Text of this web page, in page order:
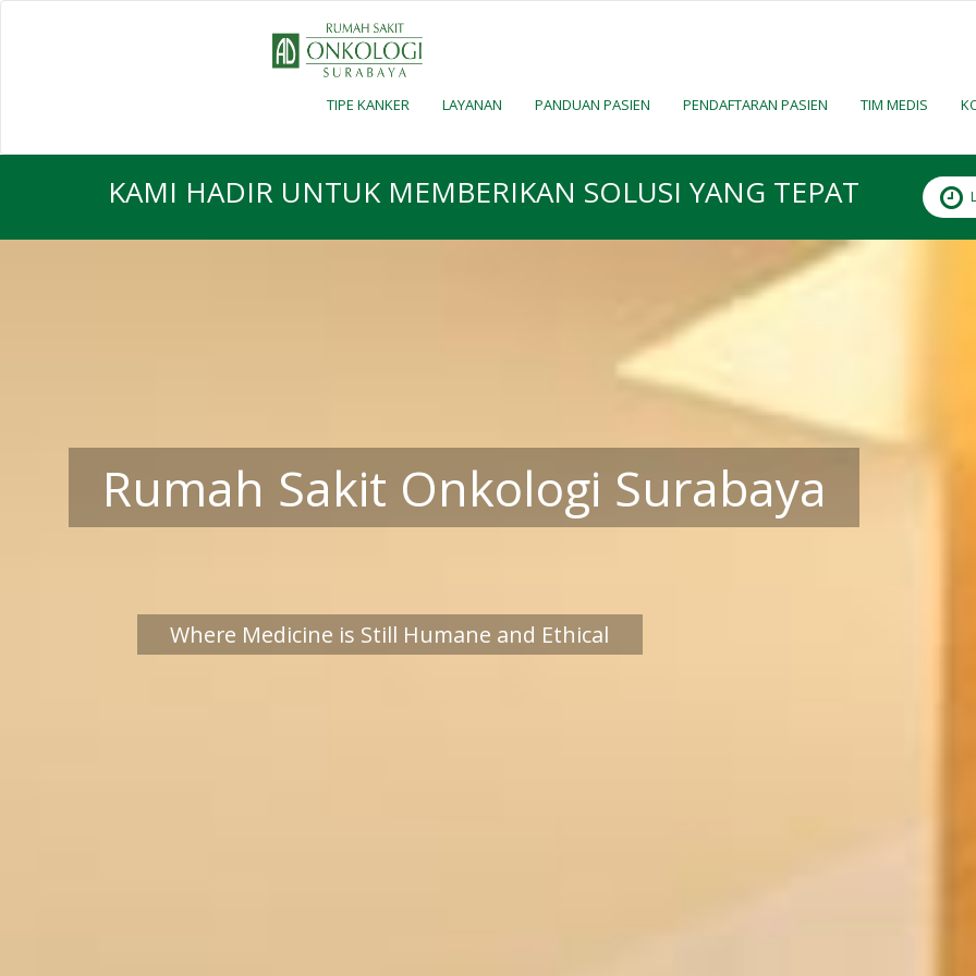
TIPE KANKER LAYANAN PANDUAN PASIEN PENDAFTARAN PASIEN TIM MEDIS
KAMI HADIR UNTUK MEMBERIKAN SOLUSI YANG TEPAT
Rumah Sakit Onkologi Surabaya
Where Medicine is Still Humane and Ethical